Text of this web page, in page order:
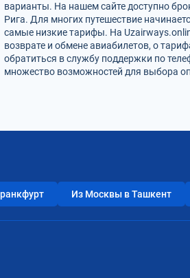
варианты. На нашем сайте доступно
Рига. Для многих путешествие
самые низкие тарифы. На
возврате и обмене авиабилетов, о
обратиться в службу поддержки по
множество возможностей для выбора
Из Москвы в Ташкент